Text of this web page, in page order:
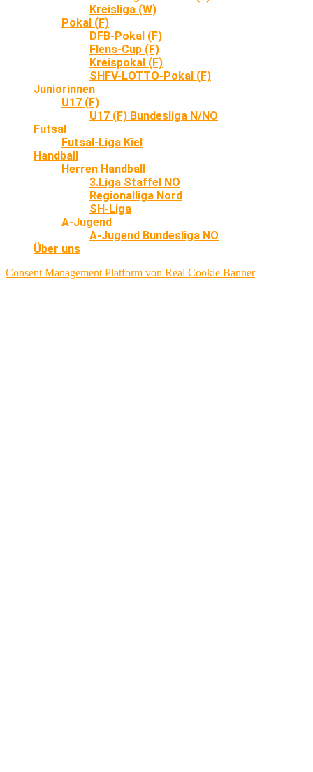
Kreisliga (W)
Pokal (F)
DFB-Pokal (F)
Flens-Cup (F)
Kreispokal (F)
SHFV-LOTTO-Pokal (F)
Juniorinnen
U17 (F)
U17 (F) Bundesliga N/NO
Futsal
Futsal-Liga Kiel
Handball
Herren Handball
3.Liga Staffel NO
Regionalliga Nord
SH-Liga
A-Jugend
A-Jugend Bundesliga NO
Über uns
Consent Management Platform von Real Cookie Banner